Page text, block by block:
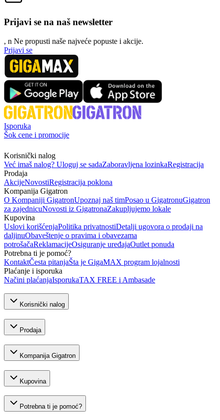
Prijavi se na naš newsletter
, n Ne propusti naše najveće popuste i akcije.
Prijavi se
Isporuka
Šok cene i promocije
Korisnički nalog
Već imaš nalog? Uloguj se sadaZaboravljena lozinkaRegistracija
Prodaja
AkcijeNovostiRegistracija poklona
Kompanija Gigatron
O Kompaniji GigatronUpoznaj naš timPosao u GigatronuGigatron
za zajednicuNovosti iz GigatronaZakupljujemo lokale
Kupovina
Uslovi korišćenjaPolitika privatnostiDetalji ugovora o prodaji na
daljinuObaveštenje o pravima i obavezama
potrošačaReklamacijeOsiguranje uređajaOutlet ponuda
Potrebna ti je pomoć?
KontaktČesta pitanjaŠta je GigaMAX program lojalnosti
Plaćanje i isporuka
Načini plaćanjaIsporukaTAX FREE i Ambasade
Korisnički nalog
Prodaja
Kompanija Gigatron
Kupovina
Potrebna ti je pomoć?